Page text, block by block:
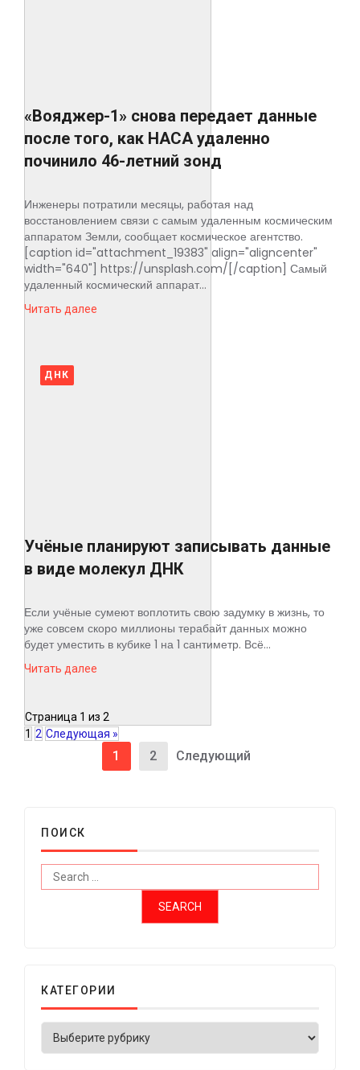
«Вояджер-1» снова передает данные
после того, как НАСА удаленно
починило 46-летний зонд
Инженеры потратили месяцы, работая над
восстановлением связи с самым удаленным космическим
аппаратом Земли, сообщает космическое агентство.
[caption id="attachment_19383" align="aligncenter"
width="640"] https://unsplash.com/[/caption] Самый
удаленный космический аппарат...
Читать далее
ДНК
Учёные планируют записывать данные
в виде молекул ДНК
Если учёные сумеют воплотить свою задумку в жизнь, то
уже совсем скоро миллионы терабайт данных можно
будет уместить в кубике 1 на 1 сантиметр. Всё...
Читать далее
Страница 1 из 2
1 2 Следующая »
1 2 Следующий
ПОИСК
КАТЕГОРИИ